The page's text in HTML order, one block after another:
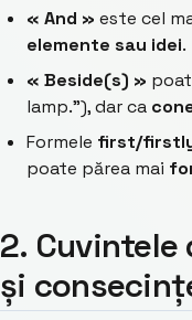
« And » este cel
elemente sau idei.
« Beside(s) »
lamp."), dar ca
Formele first/
poate părea mai
2. Cuvintele
și